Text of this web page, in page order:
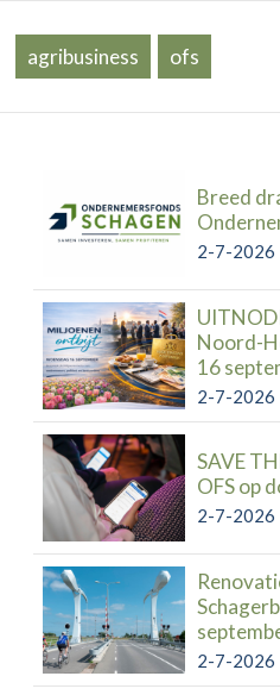
agribusiness ofs
Breed
2-7-2026
Noord-
16
2-7-2026
SAVE
OFS op
2-7-2026
2-7-2026